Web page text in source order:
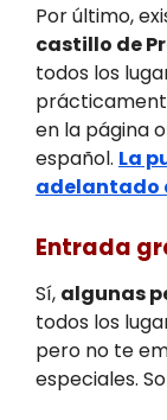
Por último,
castillo de
todos los
en la página
español. La
adelantado
Entrada
Sí, algunas
todos los
pero no te
especiales.